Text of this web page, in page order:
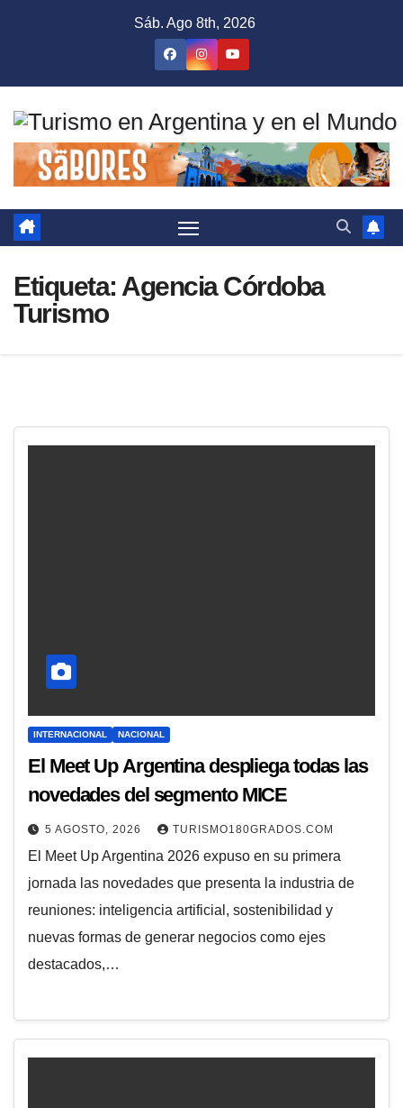
Sáb. Ago 8th, 2026
Etiqueta: Agencia Córdoba
Turismo
INTERNACIONAL NACIONAL
El Meet Up Argentina despliega todas las
novedades del segmento MICE
5 AGOSTO, 2026 TURISMO180GRADOS.COM
El Meet Up Argentina 2026 expuso en su primera
jornada las novedades que presenta la industria de
reuniones: inteligencia artificial, sostenibilidad y
nuevas formas de generar negocios como ejes
destacados,…